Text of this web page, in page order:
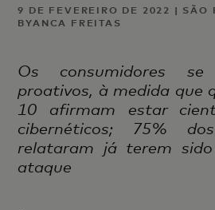
9 DE FEVEREIRO DE 2022 | SÃO
BYANCA FREITAS
Os consumidores
proativos, à medida que
10 afirmam estar
cibernéticos; 75%
relataram já terem
ataque